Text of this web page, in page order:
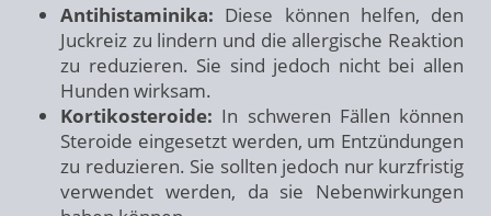
Antihistaminika: Diese können helfen, den
Juckreiz zu lindern und die allergische Reaktion
zu reduzieren. Sie sind jedoch nicht bei allen
Hunden wirksam.
Kortikosteroide: In schweren Fällen können
Steroide eingesetzt werden, um Entzündungen
zu reduzieren. Sie sollten jedoch nur kurzfristig
verwendet werden, da sie Nebenwirkungen